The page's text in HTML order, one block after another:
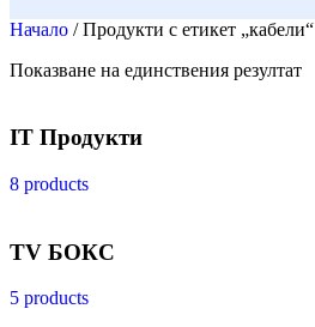
Начало / Продукти с етикет „кабели“
Показване на единствения резултат
IT Продукти
8 products
TV БОКС
5 products